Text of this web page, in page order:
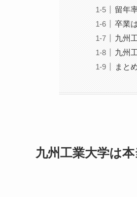
留年
卒業
九州
九州
まと
九州工業大学は